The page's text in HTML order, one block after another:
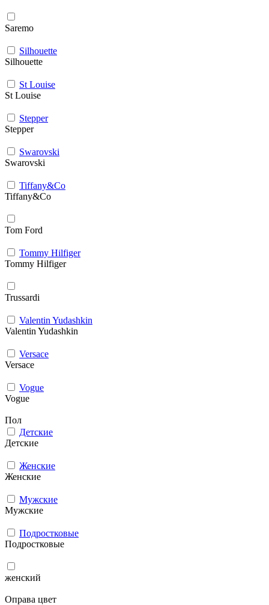
Saremo
Silhouette
Silhouette
St Louise
St Louise
Stepper
Stepper
Swarovski
Swarovski
Tiffany&Co
Tiffany&Co
Tom Ford
Tommy Hilfiger
Tommy Hilfiger
Trussardi
Valentin Yudashkin
Valentin Yudashkin
Versace
Versace
Vogue
Vogue
Пол
Детские
Детские
Женские
Женские
Мужcкие
Мужcкие
Подростковые
Подростковые
женский
Оправа цвет